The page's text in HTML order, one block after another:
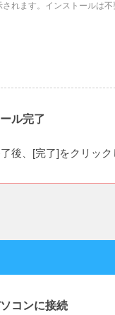
れます。インストールは
ル完了
後、[完了]をクリッ
コンに接続